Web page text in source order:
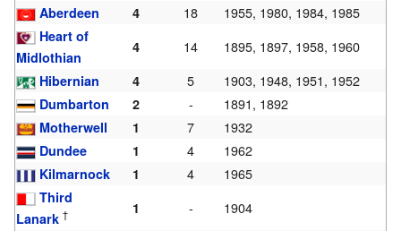
Aberdeen 4 18 1955, 1980, 1984, 1985
Heart of
Midlothian
4 14 1895, 1897, 1958, 1960
Hibernian 4 5 1903, 1948, 1951, 1952
Dumbarton 2 - 1891, 1892
Motherwell 1 7 1932
Dundee 1 4 1962
Kilmarnock 1 4 1965
Third
Lanark † 1 - 1904